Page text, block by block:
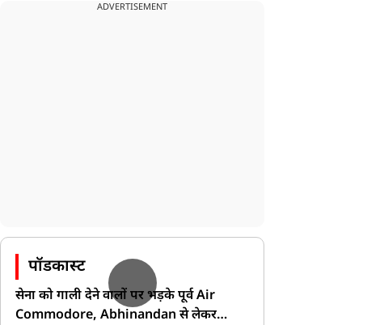
ADVERTISEMENT
पॉडकास्ट
सेना को गाली देने वालों पर भड़के पूर्व Air
Commodore, Abhinandan से लेकर